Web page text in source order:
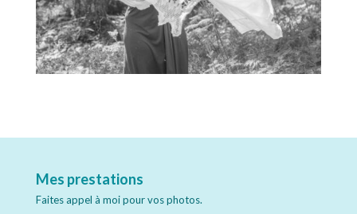
Mes prestations
Faites appel à moi pour vos photos.